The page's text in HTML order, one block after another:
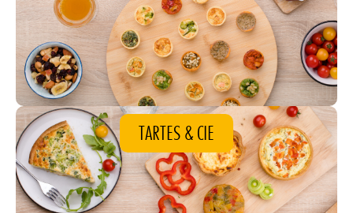
TARTES & CIE